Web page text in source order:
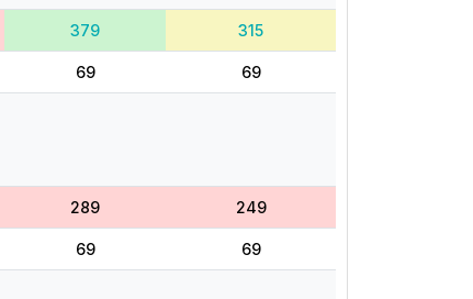
379 315
69 69
289 249
69 69